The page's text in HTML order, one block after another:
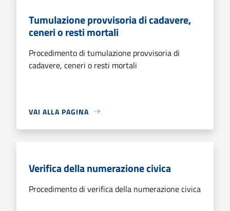
Tumulazione provvisoria di cadavere,
ceneri o resti mortali
Procedimento di tumulazione provvisoria di
cadavere, ceneri o resti mortali
VAI ALLA PAGINA
Verifica della numerazione civica
Procedimento di verifica della numerazione civica